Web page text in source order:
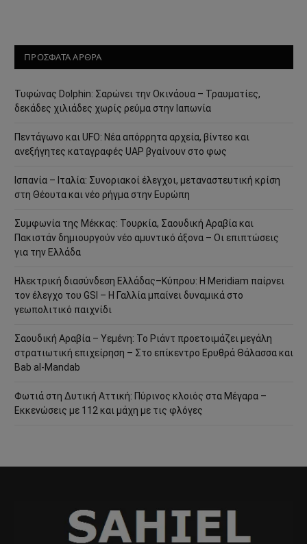
ΠΡΟΣΦΑΤΑ ΑΡΘΡΑ
Τυφώνας Dolphin: Σαρώνει την Οκινάουα – Τραυματίες,
δεκάδες χιλιάδες χωρίς ρεύμα στην Ιαπωνία
Πεντάγωνο και UFO: Νέα απόρρητα αρχεία, βίντεο και
ανεξήγητες καταγραφές UAP βγαίνουν στο φως
Ισπανία – Ιταλία: Συνοριακοί έλεγχοι, μεταναστευτική κρίση
στη Θέουτα και νέο ρήγμα στην Ευρώπη
Συμφωνία της Μέκκας: Τουρκία, Σαουδική Αραβία και
Πακιστάν δημιουργούν νέο αμυντικό άξονα – Οι επιπτώσεις
για την Ελλάδα
Ηλεκτρική διασύνδεση Ελλάδας–Κύπρου: Η Meridiam παίρνει
τον έλεγχο του GSI – Η Γαλλία μπαίνει δυναμικά στο
γεωπολιτικό παιχνίδι
Σαουδική Αραβία – Υεμένη: Το Ριάντ προετοιμάζει μεγάλη
στρατιωτική επιχείρηση – Στο επίκεντρο Ερυθρά Θάλασσα και
Bab al-Mandab
Φωτιά στη Δυτική Αττική: Πύρινος κλοιός στα Μέγαρα –
Εκκενώσεις με 112 και μάχη με τις φλόγες